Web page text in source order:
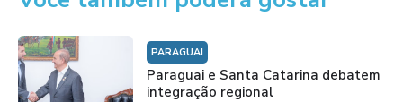
PARAGUAI
Paraguai e Santa Catarina debatem
integração regional